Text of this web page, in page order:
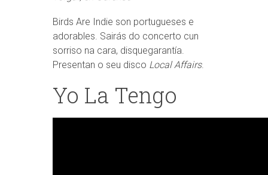
Birds Are Indie son portugueses e
adorables. Sairás do concerto cun
sorriso na cara, disquegarantía.
Presentan o seu disco Local Affairs.
Yo La Tengo